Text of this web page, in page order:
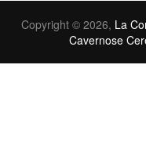
Copyright © 2026, La
Cavernose